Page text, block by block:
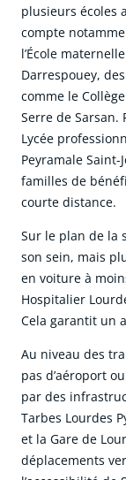
plusieurs écoles
compte
l’École
Darrespouey,
comme le
Serre de Sarsan.
Lycée
Peyramale
familles de
courte distance.
Sur le plan de la
son sein, mais
en voiture à
Hospitalier
Cela garantit un
Au niveau des
pas d’aéroport
par des
Tarbes Lourdes
et la Gare de
déplacements